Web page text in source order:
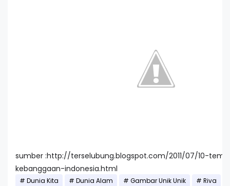
sumber :http://terselubung.blogspot.com/2011/07/10-
kebanggaan-indonesia.html
Dunia Kita Dunia Alam Gambar Unik Unik Riva